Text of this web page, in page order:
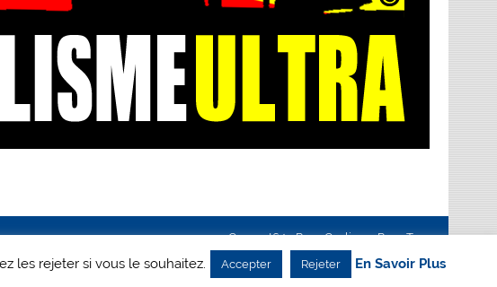
Creanet64- Pour Cyclisme Pour Tous
les rejeter si vous le souhaitez. Accepter Rejeter En Savoir Plus